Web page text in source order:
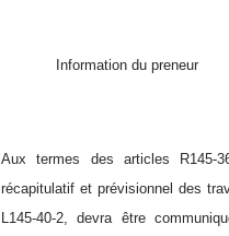
Information du preneur
Aux termes des articles R145-
récapitulatif et prévisionnel des
L145-40-2, devra être